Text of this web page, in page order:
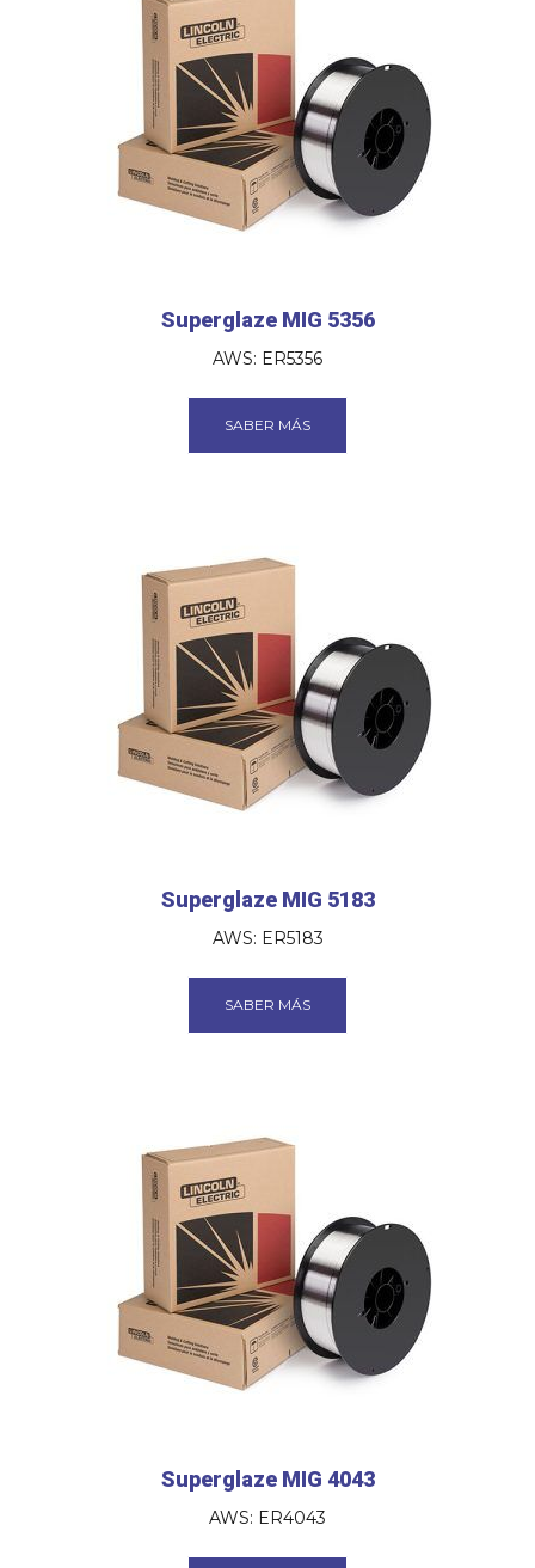
Superglaze MIG 5356
AWS: ER5356
SABER MÁS
Superglaze MIG 5183
AWS: ER5183
SABER MÁS
Superglaze MIG 4043
AWS: ER4043